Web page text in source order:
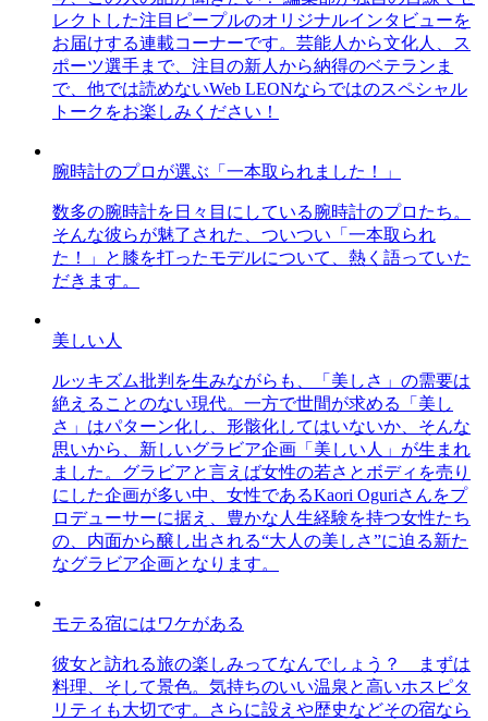
レクトした注目ピープルのオリジナルインタビューを
お届けする連載コーナーです。芸能人から文化人、ス
ポーツ選手まで、注目の新人から納得のベテランま
で、他では読めないWeb LEONならではのスペシャル
トークをお楽しみください！
腕時計のプロが選ぶ「一本取られました！」
数多の腕時計を日々目にしている腕時計のプロたち。
そんな彼らが魅了された、ついつい「一本取られ
た！」と膝を打ったモデルについて、熱く語っていた
だきます。
美しい人
ルッキズム批判を生みながらも、「美しさ」の需要は
絶えることのない現代。一方で世間が求める「美し
さ」はパターン化し、形骸化してはいないか、そんな
思いから、新しいグラビア企画「美しい人」が生まれ
ました。グラビアと言えば女性の若さとボディを売り
にした企画が多い中、女性であるKaori Oguriさんをプ
ロデューサーに据え、豊かな人生経験を持つ女性たち
の、内面から醸し出される“大人の美しさ”に迫る新た
なグラビア企画となります。
モテる宿にはワケがある
彼女と訪れる旅の楽しみってなんでしょう？ まずは
料理、そして景色。気持ちのいい温泉と高いホスピタ
リティも大切です。さらに設えや歴史などその宿なら